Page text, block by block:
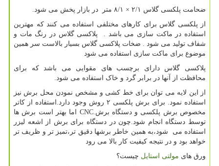
ضحامت پلکسی گلاس ۲/۱ × ۸/۱ متر در بازار پخش می شود.
از پلکسی گلاس برای کارهای مختلفی استفاده می کنند که مهترین
استفاده در ماکت سازی می باشد . پلاکسی گلاس در رنگ مات و
شفاف تولید می شود . ضخات پلاکسی گلاس بسیار بالاست سر همین
موضوع برای ماکت سازی استفاده می شود
پلاکسی گلاس دارای برچسب های مقوایی می باشد که برای
محافظت از آنها در برابر گرد و خاک استفاده می شود.
از این لایه می توان برای خط کشی و مشخص نمودن محل برش نیز
استفاده نمود. برای برش پلکسی ۲ روش وجود دارد.استفاده از کاتر
مخصوص برش پلکسی و دستگاه برش CNC. اما بهتر است برش ها
توسط دستگاه انجام شود.چون در دستگاه برای برش از اشعه لیزر
استفاده می شود،به همین خاطر برشها دقیق تر،تمیز تر و ظریف تر
خواهد بود و در نتیجه کیفیت کار بالا می رود
ورق های مولتی استایل چیست؟